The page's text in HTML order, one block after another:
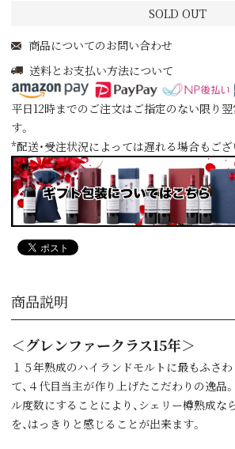
SOLD OUT
商品についてのお問い合わせ
送料とお支払い方法について
平日12時までのご注文はご指定のない限り
す。
*配送・受注状況によっては遅れる場合もござ
商品説明
＜グレンファークラス15年＞
１５年熟成のハイランドモルトに最もふさ
て、４代目当主が作り上げたこだわりの逸品
ル度数にすることにより、シェリー樽熟成な
を、はっきりと感じることが出来ます。